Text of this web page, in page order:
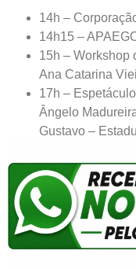
14h –
14h15 –
15h – Workshop
Ana Catarina
17h –
Ângelo
Gustavo –